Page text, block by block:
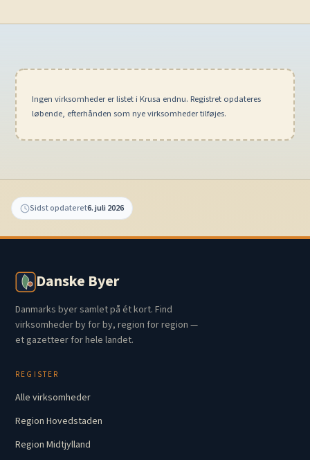
Ingen virksomheder er listet i Krusa endnu. Registret opdateres
løbende, efterhånden som nye virksomheder tilføjes.
Sidst opdateret6. juli 2026
Danske Byer
Danmarks byer samlet på ét kort. Find
virksomheder by for by, region for region —
et gazetteer for hele landet.
REGISTER
Alle virksomheder
Region Hovedstaden
Region Midtjylland